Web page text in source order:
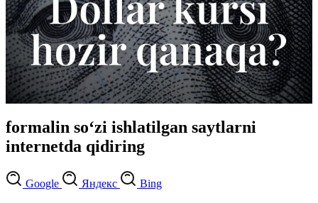
formalin so‘zi ishlatilgan saytlarni
internetda qidiring
Google Яндекс Bing